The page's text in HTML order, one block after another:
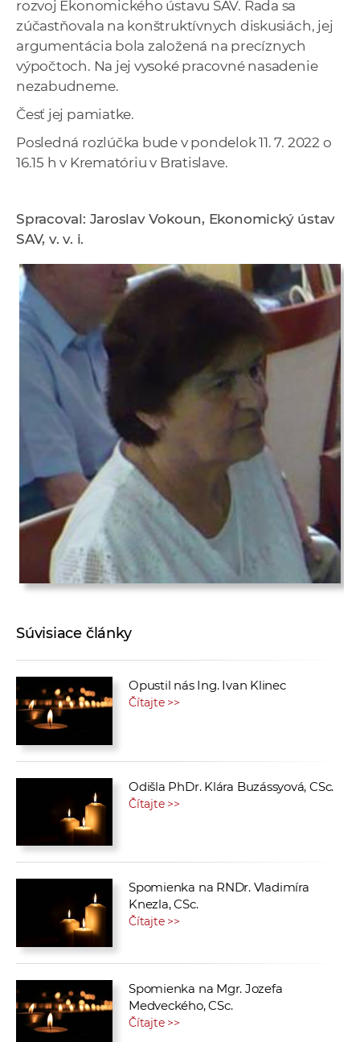
rozvoj Ekonomického ústavu SAV. Rada sa
zúčastňovala na konštruktívnych diskusiách, jej
argumentácia bola založená na precíznych
výpočtoch. Na jej vysoké pracovné nasadenie
nezabudneme.
Česť jej pamiatke.
Posledná rozlúčka bude v pondelok11. 7. 2022 o
16.15 h v Krematóriu v Bratislave.
Spracoval: Jaroslav Vokoun, Ekonomický ústav
SAV, v. v. i.
Súvisiace články
Opustil nás Ing. Ivan Klinec
Čítajte >>
Odišla PhDr. Klára Buzássyová, CSc.
Čítajte >>
Spomienka na RNDr. Vladimíra
Knezla, CSc.
Čítajte >>
Spomienka na Mgr. Jozefa
Medveckého, CSc.
Čítajte >>